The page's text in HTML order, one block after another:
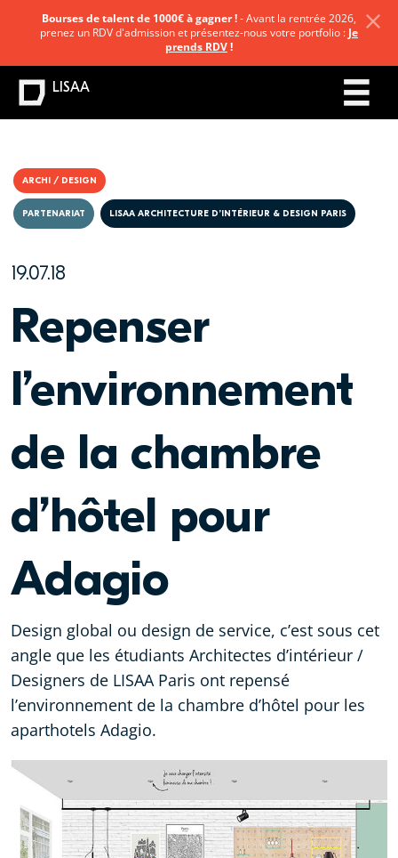
ARCHI / DESIGN
19.07.18
PARTENARIAT LISAA ARCHITECTURE D’INTÉRIEUR & DESIGN PARIS
Repenser
l’environnement
de la chambre
d’hôtel pour
Adagio
Design global ou design de service, c’est sous cet
angle que les étudiants Architectes d’intérieur /
Designers de LISAA Paris ont repensé
l’environnement de la chambre d’hôtel pour les
aparthotels Adagio.
Bourses de talent de 1000€ à gagner !- Avant la rentrée 2026,
prenez un RDV d'admission et présentez-nous votre portfolio : Je
prends RDV!
LISAA